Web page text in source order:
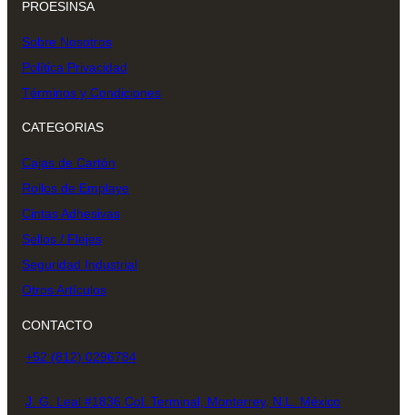
PROESINSA
Sobre Nosotros
Política Privacidad
Términos y Condiciones
CATEGORIAS
Cajas de Cartón
Rollos de Emplaye
Cintas Adhesivas
Sellos / Flejes
Seguridad Industrial
Otros Artículos
CONTACTO
+52 (812) 0296784
J. G. Leal #1836 Col. Terminal, Monterrey, N.L. México